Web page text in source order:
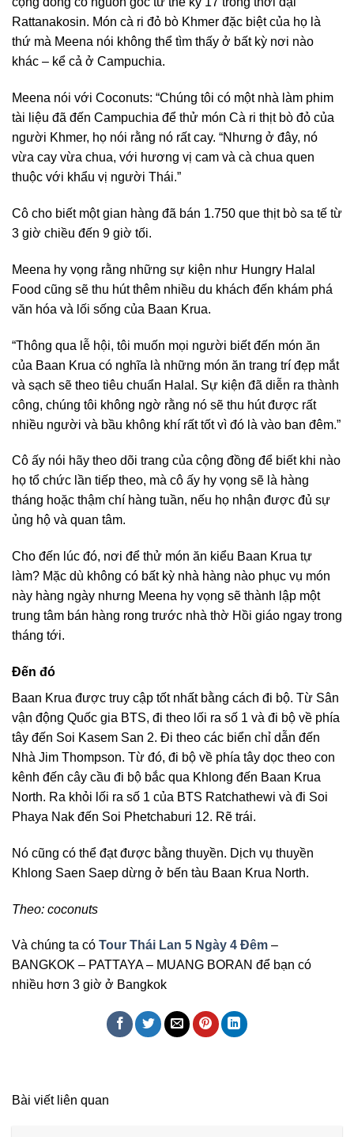
Rattanakosin. Món cà ri đỏ bò Khmer đặc biệt của họ là
thứ mà Meena nói không thể tìm thấy ở bất kỳ nơi nào
khác – kể cả ở Campuchia.
Meena nói với Coconuts: “Chúng tôi có một nhà làm phim
tài liệu đã đến Campuchia để thử món Cà ri thịt bò đỏ của
người Khmer, họ nói rằng nó rất cay. “Nhưng ở đây, nó
vừa cay vừa chua, với hương vị cam và cà chua quen
thuộc với khẩu vị người Thái.”
Cô cho biết một gian hàng đã bán 1.750 que thịt bò sa tế từ
3 giờ chiều đến 9 giờ tối.
Meena hy vọng rằng những sự kiện như Hungry Halal
Food cũng sẽ thu hút thêm nhiều du khách đến khám phá
văn hóa và lối sống của Baan Krua.
“Thông qua lễ hội, tôi muốn mọi người biết đến món ăn
của Baan Krua có nghĩa là những món ăn trang trí đẹp mắt
và sạch sẽ theo tiêu chuẩn Halal. Sự kiện đã diễn ra thành
công, chúng tôi không ngờ rằng nó sẽ thu hút được rất
nhiều người và bầu không khí rất tốt vì đó là vào ban đêm.”
Cô ấy nói hãy theo dõi trang của cộng đồng để biết khi nào
họ tổ chức lần tiếp theo, mà cô ấy hy vọng sẽ là hàng
tháng hoặc thậm chí hàng tuần, nếu họ nhận được đủ sự
ủng hộ và quan tâm.
Cho đến lúc đó, nơi để thử món ăn kiểu Baan Krua tự
làm? Mặc dù không có bất kỳ nhà hàng nào phục vụ món
này hàng ngày nhưng Meena hy vọng sẽ thành lập một
trung tâm bán hàng rong trước nhà thờ Hồi giáo ngay trong
tháng tới.
Đến đó
Baan Krua được truy cập tốt nhất bằng cách đi bộ. Từ Sân
vận động Quốc gia BTS, đi theo lối ra số 1 và đi bộ về phía
tây đến Soi Kasem San 2. Đi theo các biển chỉ dẫn đến
Nhà Jim Thompson. Từ đó, đi bộ về phía tây dọc theo con
kênh đến cây cầu đi bộ bắc qua Khlong đến Baan Krua
North. Ra khỏi lối ra số 1 của BTS Ratchathewi và đi Soi
Phaya Nak đến Soi Phetchaburi 12. Rẽ trái.
Nó cũng có thể đạt được bằng thuyền. Dịch vụ thuyền
Khlong Saen Saep dừng ở bến tàu Baan Krua North.
Theo: coconuts
Và chúng ta có Tour Thái Lan 5 Ngày 4 Đêm –
BANGKOK – PATTAYA – MUANG BORAN để bạn có
nhiều hơn 3 giờ ở Bangkok
Bài viết liên quan